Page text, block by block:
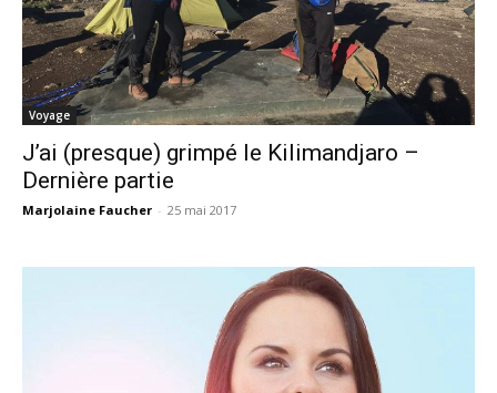
Voyage
J’ai (presque) grimpé le Kilimandjaro –
Dernière partie
Marjolaine Faucher - 25 mai 2017